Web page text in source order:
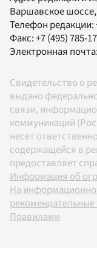
Варшавское шоссе,
Телефон редакции:
Факс:+7 (495) 785-
Электронная почта:
Свидетельство о
выдано
связи,
коммуникаций
несет
содержащейся в
предоставляет
Информация об
На
рекомендательные
Правилами